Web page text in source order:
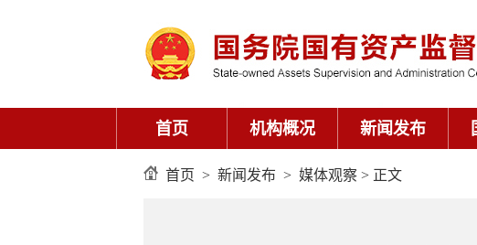
首页 机构概况 新闻发布
首页 > 新闻发布 > 媒体观察 > 正文